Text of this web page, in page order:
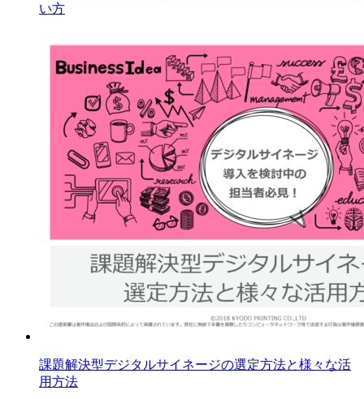
い方
課題解決型デジタルサイネージの選定方法と様々な活
用方法